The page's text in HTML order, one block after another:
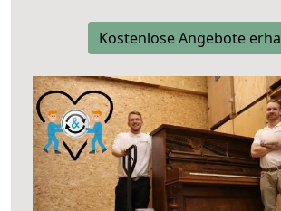
Kostenlose Angebote